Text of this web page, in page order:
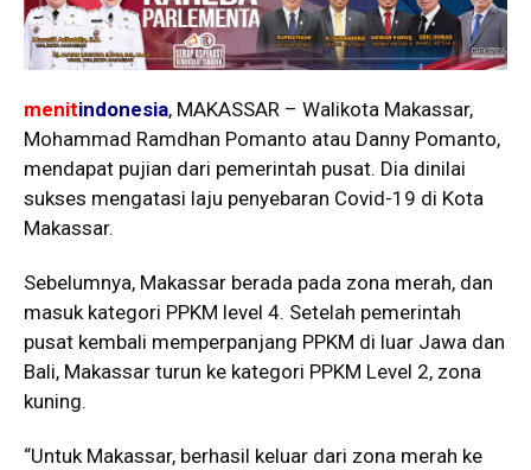
menitindonesia, MAKASSAR – Walikota Makassar,
Mohammad Ramdhan Pomanto atau Danny Pomanto,
mendapat pujian dari pemerintah pusat. Dia dinilai
sukses mengatasi laju penyebaran Covid-19 di Kota
Makassar.
Sebelumnya, Makassar berada pada zona merah, dan
masuk kategori PPKM level 4. Setelah pemerintah
pusat kembali memperpanjang PPKM di luar Jawa dan
Bali, Makassar turun ke kategori PPKM Level 2, zona
kuning.
“Untuk Makassar, berhasil keluar dari zona merah ke